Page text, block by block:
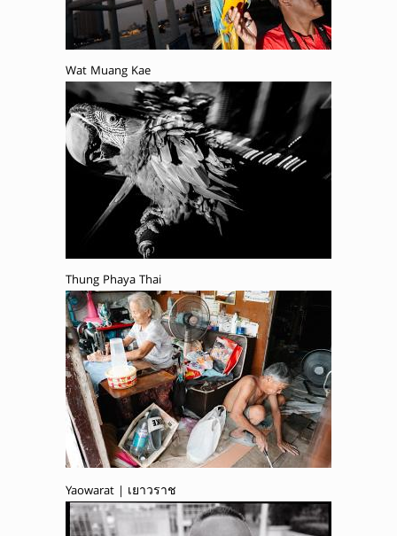
Wat Muang Kae
Thung Phaya Thai
Yaowarat | เยาวราช